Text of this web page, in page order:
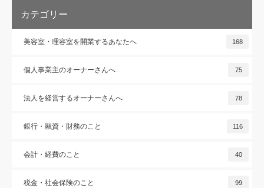
カテゴリー
美容室・理容室を開業するあなたへ 168
個人事業主のオーナーさんへ 75
法人を経営するオーナーさんへ 78
銀行・融資・財務のこと 116
会計・経費のこと 40
税金・社会保険のこと 99